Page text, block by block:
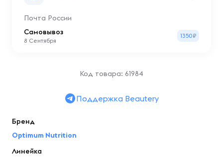
Почта России
Самовывоз
8 Сентября
1350₽
Код товара: 61984
Поддержка Beautery
Бренд
Optimum Nutrition
Линейка